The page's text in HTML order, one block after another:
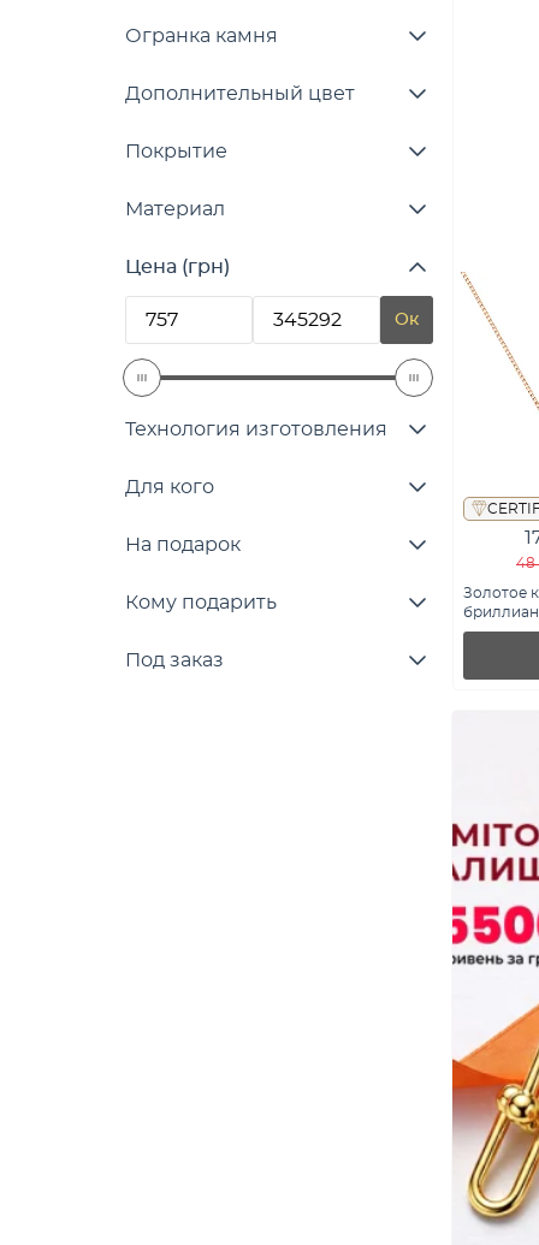
Огранка камня
Дополнительный цвет
Покрытие
Материал
Цена (грн)
Ок
Технология изготовления
Для кого
На подарок
Кому подарить
Под заказ
48
Золотое